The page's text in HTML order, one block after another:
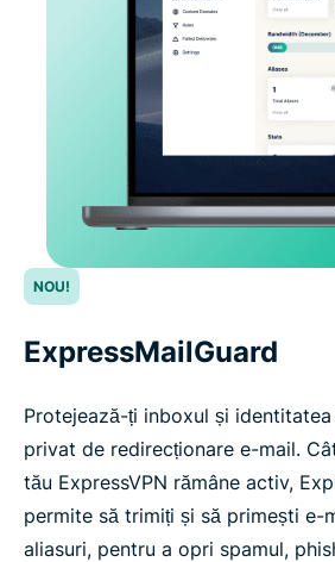
NOU!
ExpressMailGuard
Protejează-ți inboxul și
privat de redirecționare e-mail.
tău ExpressVPN rămâne activ,
permite să trimiți și să primești e-
aliasuri, pentru a opri spamul,